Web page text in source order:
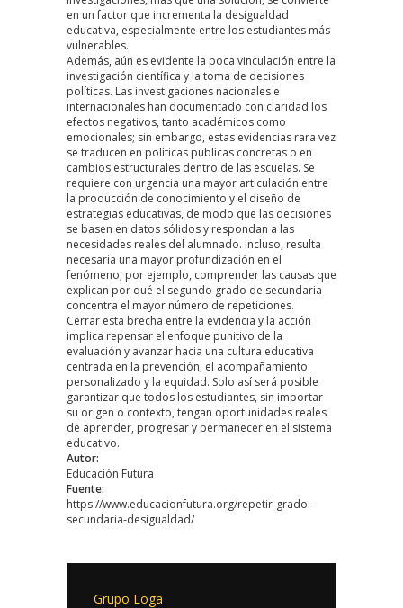
en un factor que incrementa la desigualdad
educativa, especialmente entre los estudiantes más
vulnerables.
Además, aún es evidente la poca vinculación entre la
investigación científica y la toma de decisiones
políticas. Las investigaciones nacionales e
internacionales han documentado con claridad los
efectos negativos, tanto académicos como
emocionales; sin embargo, estas evidencias rara vez
se traducen en políticas públicas concretas o en
cambios estructurales dentro de las escuelas. Se
requiere con urgencia una mayor articulación entre
la producción de conocimiento y el diseño de
estrategias educativas, de modo que las decisiones
se basen en datos sólidos y respondan a las
necesidades reales del alumnado. Incluso, resulta
necesaria una mayor profundización en el
fenómeno; por ejemplo, comprender las causas que
explican por qué el segundo grado de secundaria
concentra el mayor número de repeticiones.
Cerrar esta brecha entre la evidencia y la acción
implica repensar el enfoque punitivo de la
evaluación y avanzar hacia una cultura educativa
centrada en la prevención, el acompañamiento
personalizado y la equidad. Solo así será posible
garantizar que todos los estudiantes, sin importar
su origen o contexto, tengan oportunidades reales
de aprender, progresar y permanecer en el sistema
educativo.
Autor:
Educaciòn Futura
Fuente:
https://www.educacionfutura.org/repetir-grado-
secundaria-desigualdad/
Grupo Loga